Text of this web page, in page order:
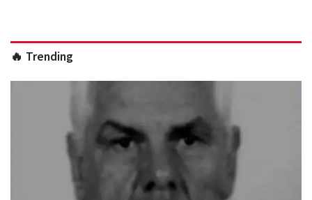
🔥 Trending